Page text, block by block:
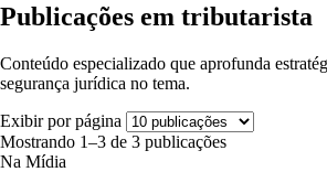
Publicações em tributarista
Conteúdo especializado que aprofunda
segurança jurídica no tema.
Exibir por página
Mostrando 1–3 de 3 publicações
Na Mídia